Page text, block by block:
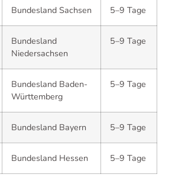
Bundesland Sachsen 5–9 Tage
Bundesland
Niedersachsen
5–9 Tage
Bundesland Baden-
Württemberg
5–9 Tage
Bundesland Bayern 5–9 Tage
Bundesland Hessen 5–9 Tage